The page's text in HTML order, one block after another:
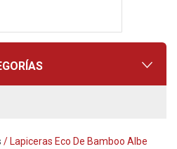
/ Lapiceras Eco De Bamboo Albe